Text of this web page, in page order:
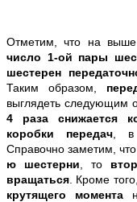
Отметим, что на
число 1-ой пары
шестерен
Таким образом,
выглядеть следующим
4 раза снижается
коробки передач ,
Справочно заметим,
ю шестерни , то
вращаться . Кроме
крутящего момента